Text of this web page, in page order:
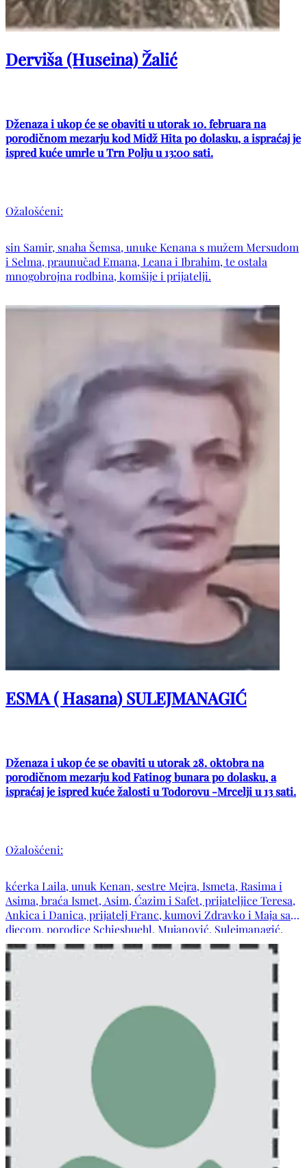
Derviša (Huseina) Žalić
Dženaza i ukop će se obaviti u utorak 10. februara na
porodičnom mezarju kod Midž Hita po dolasku, a ispraćaj je
ispred kuće umrle u Trn Polju u 13:00 sati.
Ožalošćeni:
sin Samir, snaha Šemsa, unuke Kenana s mužem Mersudom
i Selma, praunučad Emana, Leana i Ibrahim, te ostala
mnogobrojna rodbina, komšije i prijatelji.
ESMA ( Hasana) SULEJMANAGIĆ
Dženaza i ukop će se obaviti u utorak 28. oktobra na
porodičnom mezarju kod Fatinog bunara po dolasku, a
ispraćaj je ispred kuće žalosti u Todorovu -Mrcelji u 13 sati.
Ožalošćeni:
kćerka Laila, unuk Kenan, sestre Mejra, Ismeta, Rasima i
Asima, braća Ismet, Asim, Ćazim i Safet, prijateljice Teresa,
Ankica i Danica, prijatelj Franc, kumovi Zdravko i Maja sa
djecom, porodice Schiesbuehl, Mujanović, Sulejmanagić,
Alibegić, te ostala rodbina, komšije i prijatelji.